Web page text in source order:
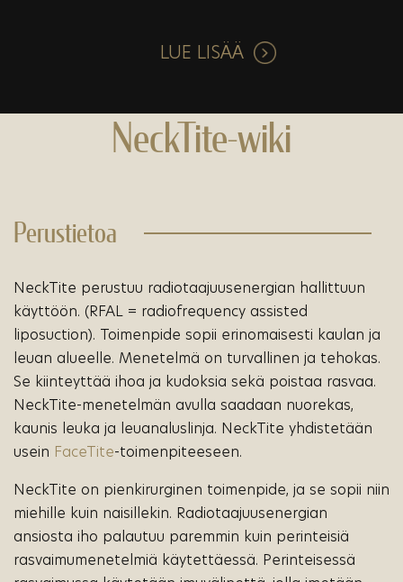
LUE LISÄÄ
NeckTite-wiki
Perustietoa
NeckTite perustuu radiotaajuusenergian hallittuun
käyttöön. (RFAL = radiofrequency assisted
liposuction). Toimenpide sopii erinomaisesti kaulan ja
leuan alueelle. Menetelmä on turvallinen ja tehokas.
Se kiinteyttää ihoa ja kudoksia sekä poistaa rasvaa.
NeckTite-menetelmän avulla saadaan nuorekas,
kaunis leuka ja leuanaluslinja. NeckTite yhdistetään
usein FaceTite-toimenpiteeseen.
NeckTite on pienkirurginen toimenpide, ja se sopii niin
miehille kuin naisillekin. Radiotaajuusenergian
ansiosta iho palautuu paremmin kuin perinteisiä
rasvaimumenetelmiä käytettäessä. Perinteisessä